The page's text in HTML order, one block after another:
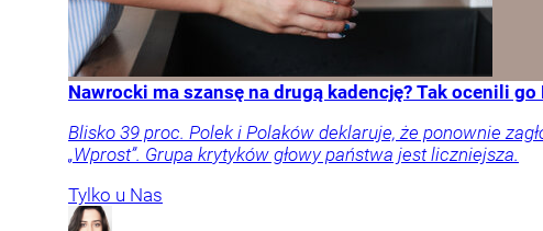
Nawrocki ma szansę na drugą kadencję? Tak ocenili go
Blisko 39 proc. Polek i Polaków deklaruje, że ponownie
„Wprost”. Grupa krytyków głowy państwa jest liczniejsza.
Tylko u Nas